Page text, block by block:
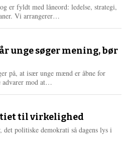
er fyldt med låneord: ledelse, strategi,
Vi arrangerer…
e
unge søger mening, bør
på, at især unge mænd er åbne for
advarer mod at…
e
r
e
til virkelighed
politiske demokrati så dagens lys i